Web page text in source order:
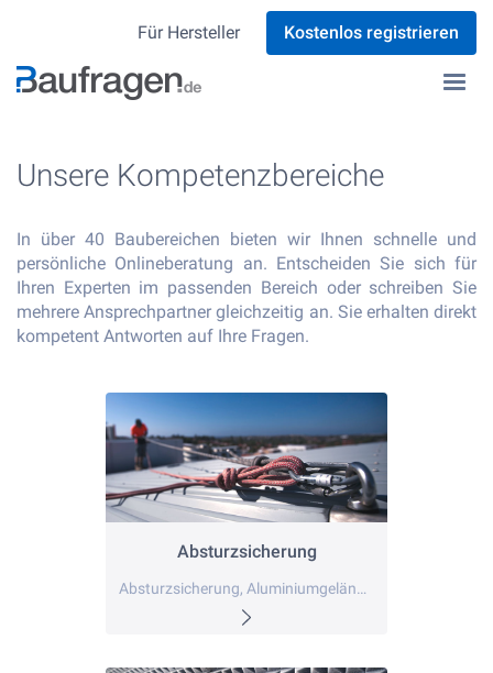
Für Hersteller Kostenlos registrieren
Unsere Kompetenzbereiche
In über 40 Baubereichen bieten wir Ihnen schnelle und
persönliche Onlineberatung an. Entscheiden Sie sich für
Ihren Experten im passenden Bereich oder schreiben Sie
mehrere Ansprechpartner gleichzeitig an. Sie erhalten direkt
kompetent Antworten auf Ihre Fragen.
Absturzsicherung
Absturzsicherung, Aluminiumgeländer, Aluminiumsicherheitsgeländer